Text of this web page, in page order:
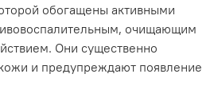
обогащены активными
очищающим
Они существенно
и предупреждают появление